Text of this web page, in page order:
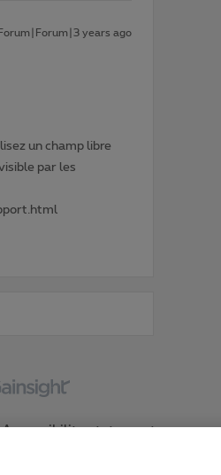
Forum|Forum|3 years ago
un champ libre
par les
Accessibility statement